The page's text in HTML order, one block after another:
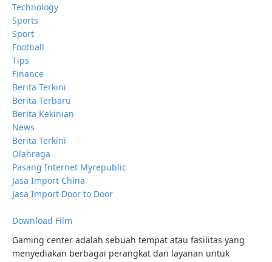
Technology
Sports
Sport
Football
Tips
Finance
Berita Terkini
Berita Terbaru
Berita Kekinian
News
Berita Terkini
Olahraga
Pasang Internet Myrepublic
Jasa Import China
Jasa Import Door to Door
Download Film
Gaming center adalah sebuah tempat atau fasilitas yang
menyediakan berbagai perangkat dan layanan untuk